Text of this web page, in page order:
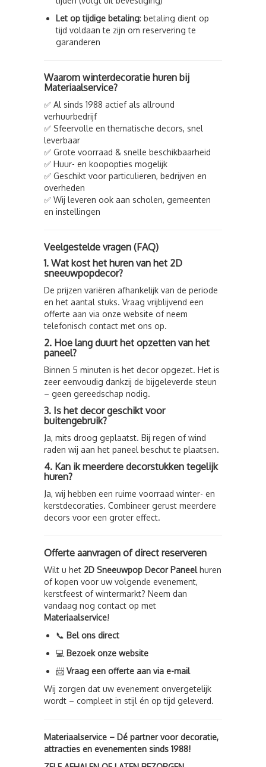
Let op tijdige betaling: betaling dient op
tijd voldaan te zijn om reservering te
garanderen
Waarom winterdecoratie huren bij
Materiaalservice?
✅ Al sinds 1988 actief als allround
verhuurbedrijf
✅ Sfeervolle en thematische decors, snel
leverbaar
✅ Grote voorraad & snelle beschikbaarheid
✅ Huur- en koopopties mogelijk
✅ Geschikt voor particulieren, bedrijven en
overheden
✅ Wij leveren ook aan scholen, gemeenten
en instellingen
Veelgestelde vragen (FAQ)
1. Wat kost het huren van het 2D
sneeuwpopdecor?
De prijzen variëren afhankelijk van de periode
en het aantal stuks. Vraag vrijblijvend een
offerte aan via onze website of neem
telefonisch contact met ons op.
2. Hoe lang duurt het opzetten van het
paneel?
Binnen 5 minuten is het decor opgezet. Het is
zeer eenvoudig dankzij de bijgeleverde steun
– geen gereedschap nodig.
3. Is het decor geschikt voor
buitengebruik?
Ja, mits droog geplaatst. Bij regen of wind
raden wij aan het paneel beschut te plaatsen.
4. Kan ik meerdere decorstukken tegelijk
huren?
Ja, wij hebben een ruime voorraad winter- en
kerstdecoraties. Combineer gerust meerdere
decors voor een groter effect.
Offerte aanvragen of direct reserveren
Wilt u het 2D Sneeuwpop Decor Paneelhuren
of kopen voor uw volgende evenement,
kerstfeest of wintermarkt? Neem dan
vandaag nog contact op met
Materiaalservice!
📞 Bel ons direct
💻 Bezoek onze website
📨 Vraag een offerte aan via e-mail
Wij zorgen dat uw evenement onvergetelijk
wordt – compleet in stijl én op tijd geleverd.
Materiaalservice – Dé partner voor decoratie,
attracties en evenementen sinds 1988!